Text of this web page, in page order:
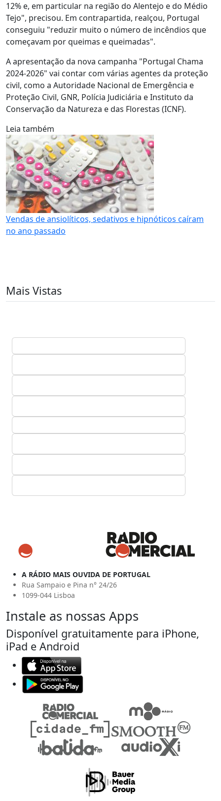
12% e, em particular na região do Alentejo e do Médio
Tejo", precisou. Em contrapartida, realçou, Portugal
conseguiu "reduzir muito o número de incêndios que
começavam por queimas e queimadas".
A apresentação da nova campanha "Portugal Chama
2024-2026" vai contar com várias agentes da proteção
civil, como a Autoridade Nacional de Emergência e
Proteção Civil, GNR, Polícia Judiciária e Instituto da
Conservação da Natureza e das Florestas (ICNF).
Leia também
Vendas de ansiolíticos, sedativos e hipnóticos caíram
no ano passado
Mais Vistas
A RÁDIO MAIS OUVIDA DE PORTUGAL
Rua Sampaio e Pina n° 24/26
1099-044 Lisboa
Instale as nossas Apps
Disponível gratuitamente para iPhone,
iPad e Android